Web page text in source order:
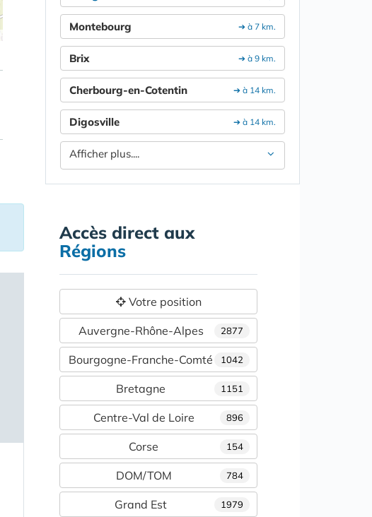
➔ à 7 km.
Montebourg
➔ à 9 km.
Brix
➔ à 14 km.
Cherbourg-en-Cotentin
➔ à 14 km.
Digosville
Afficher plus....
Accès direct aux
Régions
Votre position
2877
Auvergne-Rhône-Alpes
1042
Bourgogne-Franche-Comté
1151
Bretagne
896
Centre-Val de Loire
154
Corse
784
DOM/TOM
1979
Grand Est